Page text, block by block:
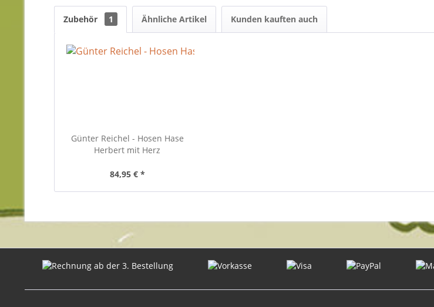
Zubehör 1 Ähnliche Artikel Kunden kauften auch
Günter Reichel - Hosen Hase
Herbert mit Herz
84,95 € *